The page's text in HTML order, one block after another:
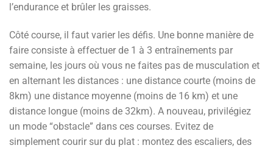
l’endurance et brûler les graisses.
Côté course, il faut varier les défis. Une bonne manière de
faire consiste à effectuer de 1 à 3 entraînements par
semaine, les jours où vous ne faites pas de musculation et
en alternant les distances : une distance courte (moins de
8km) une distance moyenne (moins de 16 km) et une
distance longue (moins de 32km). A nouveau, privilégiez
un mode “obstacle” dans ces courses. Evitez de
simplement courir sur du plat : montez des escaliers, des